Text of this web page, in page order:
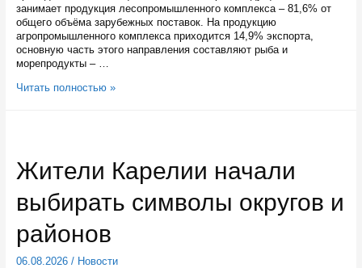
занимает продукция лесопромышленного комплекса – 81,6% от
общего объёма зарубежных поставок. На продукцию
агропромышленного комплекса приходится 14,9% экспорта,
основную часть этого направления составляют рыба и
морепродукты – …
Продукция
объёма
экспорта
из
Карелии
Читать полностью »
Жители Карелии начали
выбирать символы округов и
районов
06.08.2026/ Новости